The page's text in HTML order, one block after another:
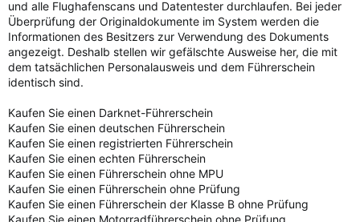
und alle Flughafenscans und Datentester durchlaufen. Bei jeder
Überprüfung der Originaldokumente im System werden die
Informationen des Besitzers zur Verwendung des Dokuments
angezeigt. Deshalb stellen wir gefälschte Ausweise her, die mit
dem tatsächlichen Personalausweis und dem Führerschein
identisch sind.
Kaufen Sie einen Darknet-Führerschein
Kaufen Sie einen deutschen Führerschein
Kaufen Sie einen registrierten Führerschein
Kaufen Sie einen echten Führerschein
Kaufen Sie einen Führerschein ohne MPU
Kaufen Sie einen Führerschein ohne Prüfung
Kaufen Sie einen Führerschein der Klasse B ohne Prüfung
Kaufen Sie einen Motorradführerschein ohne Prüfung